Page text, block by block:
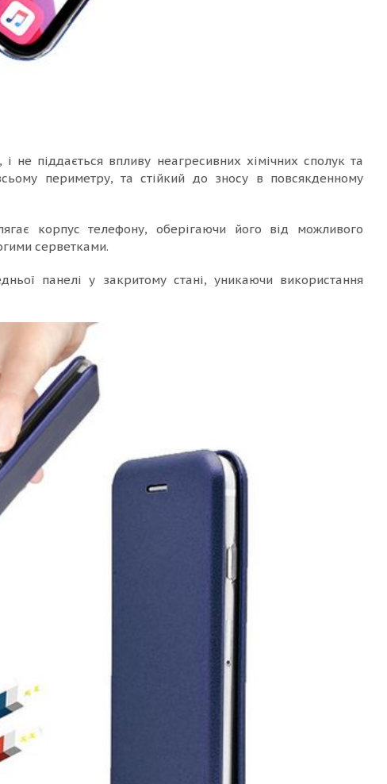
не піддається впливу неагресивних хімічних сполук та
периметру, та стійкий до зносу в повсякденному
корпус телефону, оберігаючи його від можливого
серветками.
панелі у закритому стані, уникаючи використання